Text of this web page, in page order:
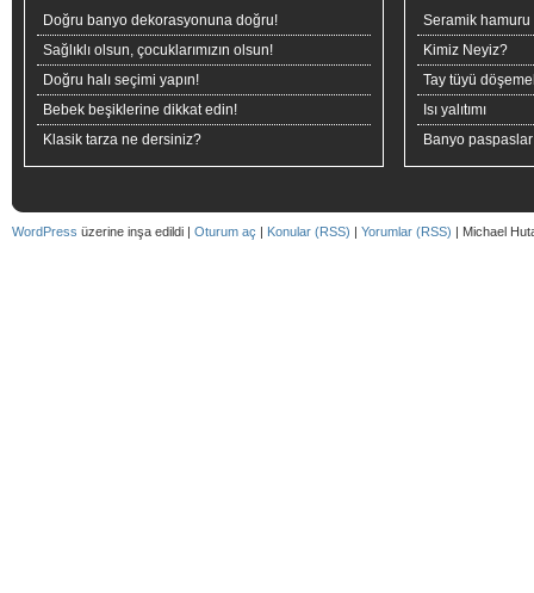
Doğru banyo dekorasyonuna doğru!
Sağlıklı olsun, çocuklarımızın olsun!
Doğru halı seçimi yapın!
Bebek beşiklerine dikkat edin!
Klasik tarza ne dersiniz?
Seramik hamuru
Kimiz Neyiz?
Tay tüyü
Isı yalıtımı
Banyo
WordPress üzerine inşa edildi | Oturum aç | Konular (RSS) | Yorumlar (RSS) | Michael